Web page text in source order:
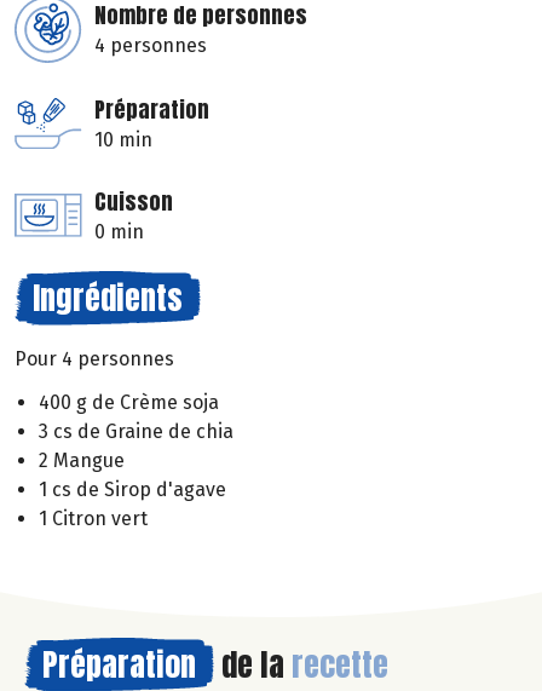
Nombre de personnes
4 personnes
Préparation
10 min
Cuisson
0 min
Ingrédients
Pour 4 personnes
400 g de Crème soja
3 cs de Graine de chia
2 Mangue
1 cs de Sirop d'agave
1 Citron vert
Préparation de la recette